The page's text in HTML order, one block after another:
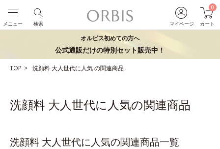
マイページ
0
カート
検索
メニュー
オルビス初めての方へ
公式通販だけの特別セット販売中！
TOP 洗顔料 大人世代に人気の関連商品
洗顔料 大人世代に人気の関連商品
洗顔料 大人世代に人気の関連商品一覧